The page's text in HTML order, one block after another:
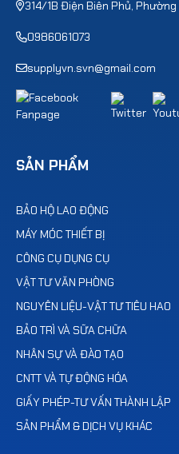
314/1B Điện Biên Phủ, Phường
0986061073
supplyvn.svn@gmail.com
SẢN PHẨM
BẢO HỘ LAO ĐỘNG
MÁY MÓC THIẾT BỊ
CÔNG CỤ DỤNG CỤ
VẬT TƯ VĂN PHÒNG
NGUYÊN LIỆU-VẬT TƯ TIÊU HAO
BẢO TRÌ VÀ SỮA CHỮA
NHÂN SỰ VÀ ĐÀO TẠO
CNTT VÀ TỰ ĐỘNG HÓA
GIẤY PHÉP-TƯ VẤN THÀNH LẬP
SẢN PHẨM & DỊCH VỤ KHÁC